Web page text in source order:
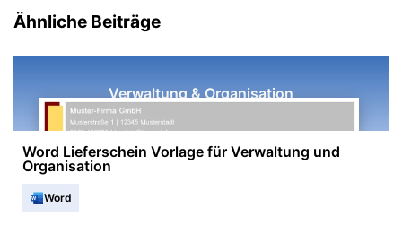
Ähnliche Beiträge
Verwaltung & Organisation
Word Lieferschein Vorlage für Verwaltung und
Organisation
Word